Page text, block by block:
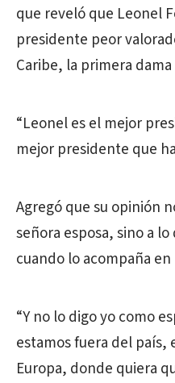
que reveló que Leonel
presidente peor
Caribe, la primera
“Leonel es el mejor
mejor presidente que
Agregó que su opinión
señora esposa, sino a
cuando lo acompaña
“Y no lo digo yo como
estamos fuera del país,
Europa, donde quiera